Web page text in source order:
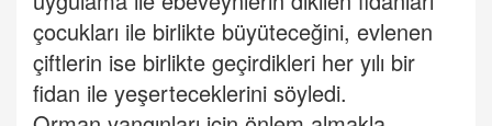
çocukları ile birlikte büyüteceğini, evlenen
çiftlerin ise birlikte geçirdikleri her yılı bir
fidan ile yeşerteceklerini söyledi.